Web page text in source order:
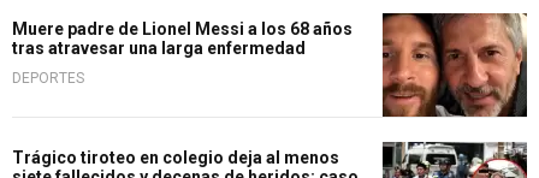
Muere padre de Lionel Messi a los 68 años
tras atravesar una larga enfermedad
DEPORTES
Trágico tiroteo en colegio deja al menos